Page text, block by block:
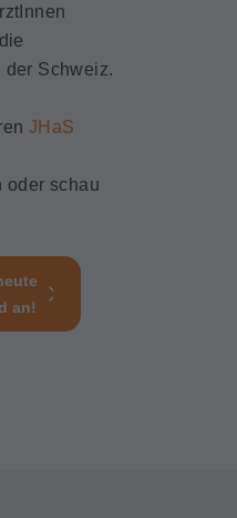
der Schweiz.
JHaS
oder schau
an!